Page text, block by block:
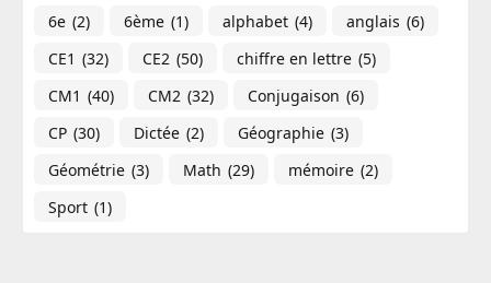
6e (2) 6ème (1) alphabet (4) anglais (6)
CE1 (32) CE2 (50) chiffre en lettre (5)
CM1 (40) CM2 (32) Conjugaison (6)
CP (30) Dictée (2) Géographie​ (3)
Géométrie (3) Math (29) mémoire (2)
Sport (1)